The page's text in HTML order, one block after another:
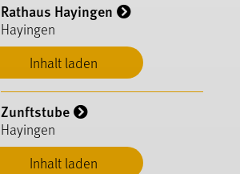
Inhalt laden
Rathaus Hayingen
Hayingen
Inhalt laden
Zunftstube
Hayingen